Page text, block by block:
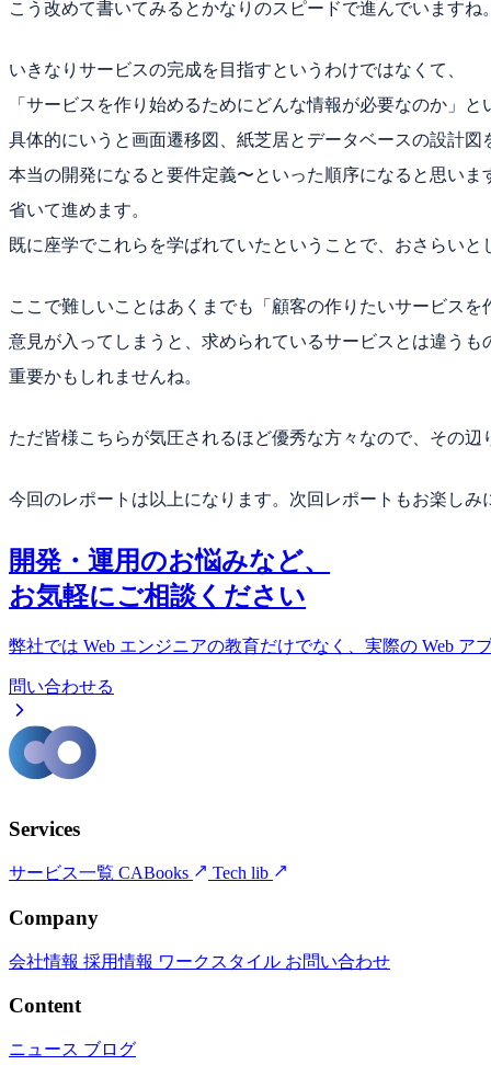
こう改めて書いてみるとかなりのスピードで進んでいますね
いきなりサービスの完成を目指すというわけではなくて、
「サービスを作り始めるためにどんな情報が必要なのか」
具体的にいうと画面遷移図、紙芝居とデータベースの設計図
本当の開発になると要件定義〜といった順序になると思い
省いて進めます。
既に座学でこれらを学ばれていたということで、おさらい
ここで難しいことはあくまでも「顧客の作りたいサービス
意見が入ってしまうと、求められているサービスとは違う
重要かもしれませんね。
ただ皆様こちらが気圧されるほど優秀な方々なので、その
今回のレポートは以上になります。次回レポートもお楽しみ
開発・運用のお悩みなど、
お気軽にご相談ください
弊社では Web エンジニアの教育だけでなく、実際の Web ア
問い合わせる
Services
サービス一覧 CABooks Tech lib
Company
会社情報 採用情報 ワークスタイル お問い合わせ
Content
ニュース ブログ